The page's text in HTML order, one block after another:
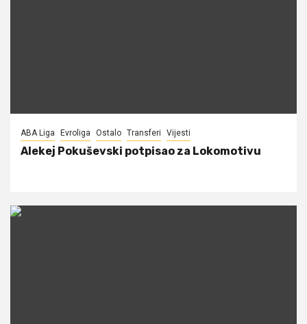
ABA Liga Evroliga Ostalo Transferi Vijesti
Alekej Pokuševski potpisao za Lokomotivu